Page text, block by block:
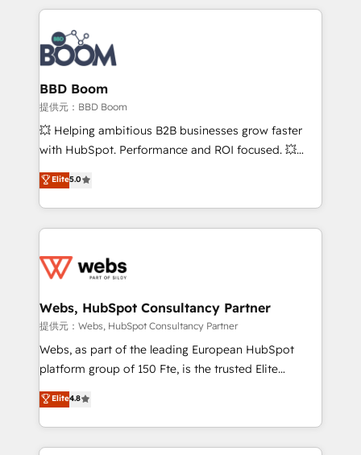
100+ intégrations CRM HubSpot réussies - 40
experts conseil - 150 certifications HubSpot
cumulées
builds scalable strategies that drive long-term
revenue. ⚙️ HubSpot Integration & Optimization •
Seamless CRM, CMS, and automation setup •
Complex platform migrations and data cleanups •
Custom APIs and third-party integrations 📈 End-to-
End Revenue Acceleration • Lifecycle marketing and
pipeline growth programs • Sales enablement tools
and CRM optimization • Retention strategies with
Execution • 750+ onboardings and 2,000+
implementations • Deep expertise across marketing,
BBD Boom
提供元：BBD Boom
💥 Helping ambitious B2B businesses grow faster
with HubSpot. Performance and ROI focused. 💥
BBD Boom is the HubSpot partner that can help you
to HubSpot Better. We work with your teams to
solve all your HubSpot challenges and improve user
adoption, sales process and marketing results.
the first time 🔧 Designing and optimising your
and build using HubSpot 🔌 Integrating HubSpot
with other systems 🎓 Training your teams to be
HubSpot pros 📊 Lead generation services using
HubSpot Why us? - SIX HubSpot Accreditations -
CRM, Solutions Architecture, Onboarding , Data
Migration, Custom Integration & Platform
Elite5.0
Webs, HubSpot Consultancy Partner
提供元：Webs, HubSpot Consultancy Partner
Webs, as part of the leading European HubSpot
platform group of 150 Fte, is the trusted Elite
HubSpot CRM Partner offering you a roadmap on
maximizing EBITDA and achieving Commercial
Excellence. With our targeted processes, we
strengthen your digital transformation and minimize
Elite4.8